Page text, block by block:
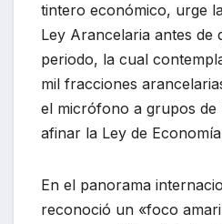
tintero económico, urge
Ley Arancelaria antes de
periodo, la cual
mil fracciones
el micrófono a grupos de
afinar la Ley de
En el panorama
reconoció un «foco